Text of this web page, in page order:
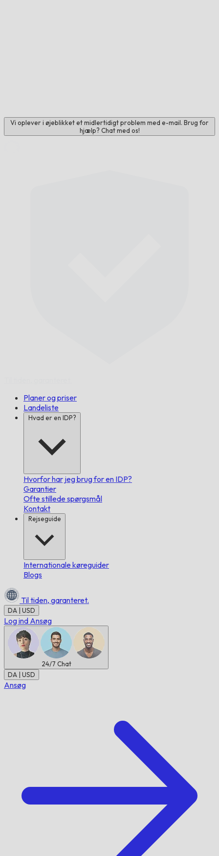
Vi oplever i øjeblikket et midlertidigt problem med e-mail. Brug for
hjælp? Chat med os!
Planer og priser
Landeliste
Hvad er en IDP?
Hvorfor har jeg brug for en IDP?
Garantier
Ofte stillede spørgsmål
Kontakt
Rejseguide
Internationale køreguider
Blogs
Til tiden, garanteret.
DA | USD
Log ind Ansøg
24/7 Chat
DA | USD
Ansøg